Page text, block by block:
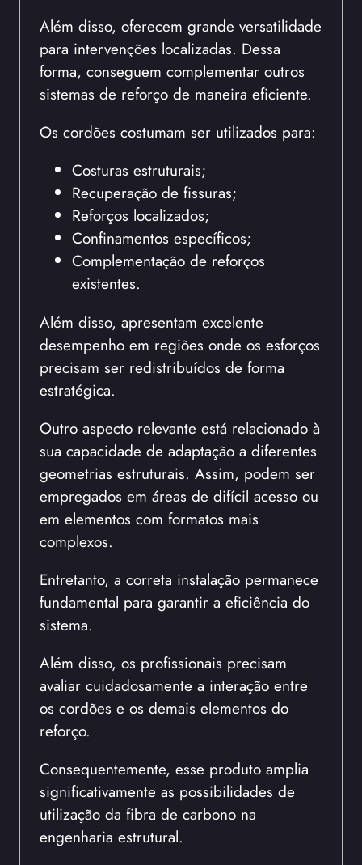
Além disso, oferecem grande versatilidade
para intervenções localizadas. Dessa
forma, conseguem complementar outros
sistemas de reforço de maneira eficiente.
Os cordões costumam ser utilizados para:
Costuras estruturais;
Recuperação de fissuras;
Reforços localizados;
Confinamentos específicos;
Complementação de reforços
existentes.
Além disso, apresentam excelente
desempenho em regiões onde os esforços
precisam ser redistribuídos de forma
estratégica.
Outro aspecto relevante está relacionado à
sua capacidade de adaptação a diferentes
geometrias estruturais. Assim, podem ser
empregados em áreas de difícil acesso ou
em elementos com formatos mais
complexos.
Entretanto, a correta instalação permanece
fundamental para garantir a eficiência do
sistema.
Além disso, os profissionais precisam
avaliar cuidadosamente a interação entre
os cordões e os demais elementos do
reforço.
Consequentemente, esse produto amplia
significativamente as possibilidades de
utilização da fibra de carbono na
engenharia estrutural.